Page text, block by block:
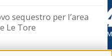
sequestro per l’area
Le Tore